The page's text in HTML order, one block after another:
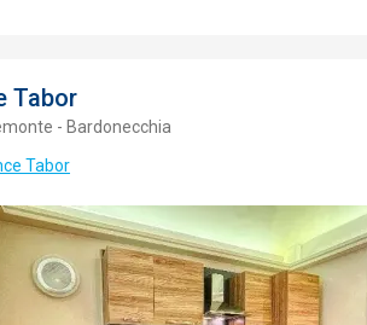
Tabor
- Bardonecchia
Tabor